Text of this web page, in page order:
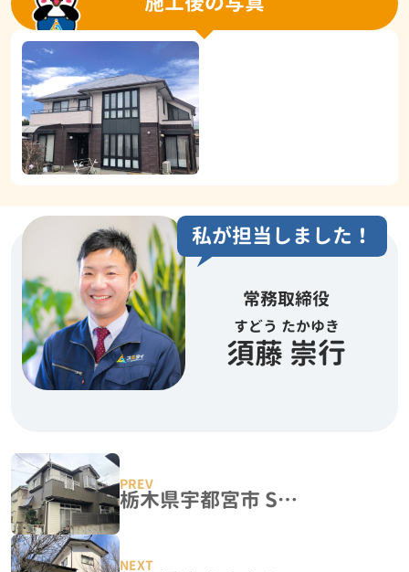
私が担当しました！
常務取締役
すどう たかゆき
須藤 崇行
栃木県宇都宮市 S様邸 屋根外壁塗装工事